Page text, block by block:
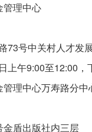
管理中心
73号中关村人才发
上午9:00至12:00，
理中心万寿路分中
盾出版社内三层